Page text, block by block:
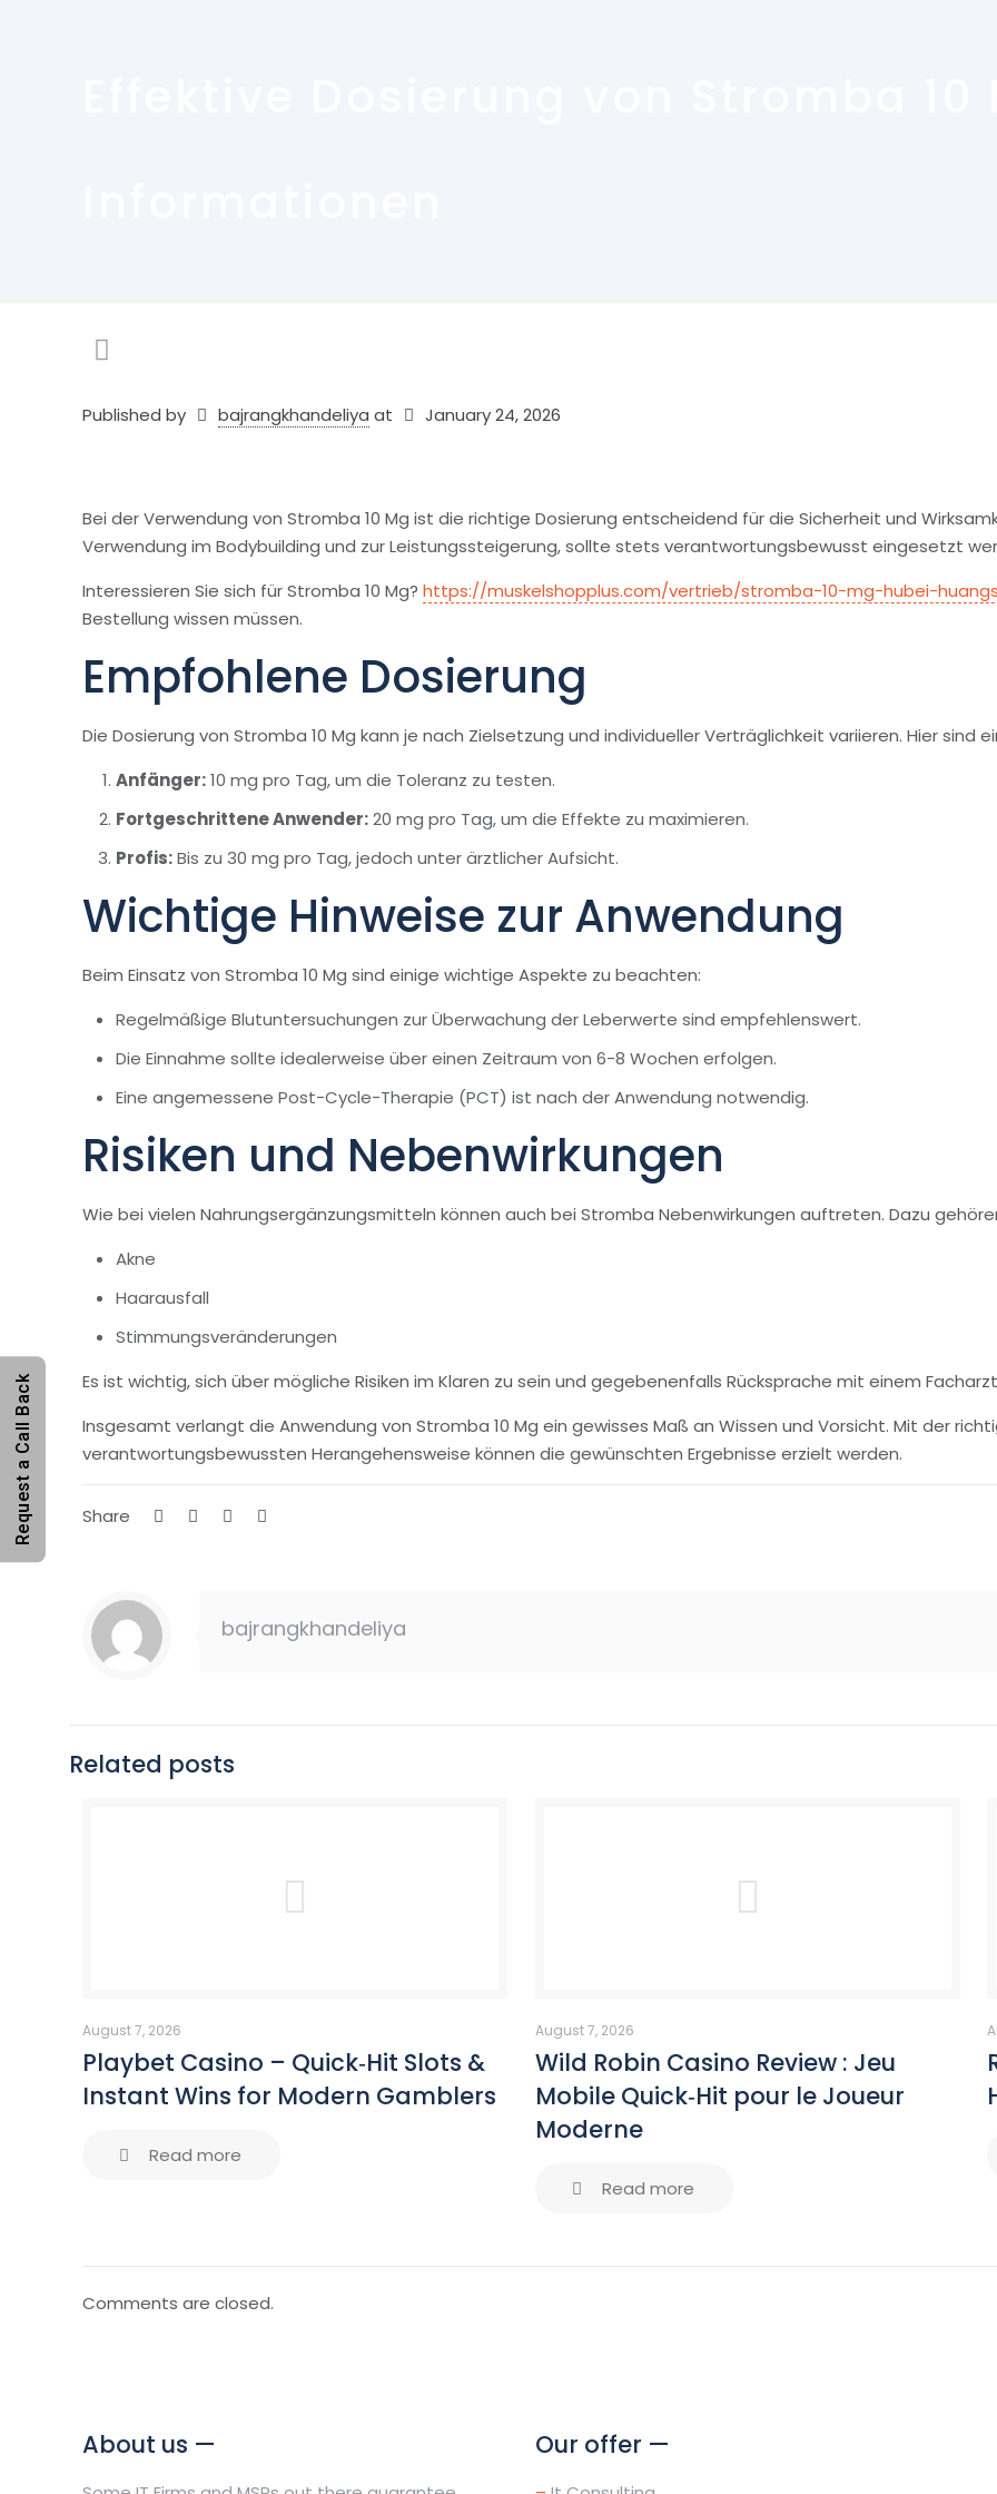
Published by bajrangkhandeliya at January 24, 2026
Bei der Verwendung von Stromba 10 Mg ist die richtige Dosierung entscheidend für die Sicherheit und
Verwendung im Bodybuilding und zur Leistungssteigerung, sollte stets verantwortungsbewusst eingesetzt
Interessieren Sie sich für Stromba 10 Mg?https://muskelshopplus.com/vertrieb/stromba-10-mg-hubei-
Bestellung wissen müssen.
Empfohlene Dosierung
Die Dosierung von Stromba 10 Mg kann je nach Zielsetzung und individueller Verträglichkeit variieren. Hier sind
Anfänger:10 mg pro Tag, um die Toleranz zu testen.
Fortgeschrittene Anwender:20 mg pro Tag, um die Effekte zu maximieren.
Profis:Bis zu 30 mg pro Tag, jedoch unter ärztlicher Aufsicht.
Wichtige Hinweise zur Anwendung
Beim Einsatz von Stromba 10 Mg sind einige wichtige Aspekte zu beachten:
Regelmäßige Blutuntersuchungen zur Überwachung der Leberwerte sind empfehlenswert.
Die Einnahme sollte idealerweise über einen Zeitraum von 6-8 Wochen erfolgen.
Eine angemessene Post-Cycle-Therapie (PCT) ist nach der Anwendung notwendig.
Risiken und Nebenwirkungen
Wie bei vielen Nahrungsergänzungsmitteln können auch bei Stromba Nebenwirkungen auftreten. Dazu
Akne
Haarausfall
Stimmungsveränderungen
Es ist wichtig, sich über mögliche Risiken im Klaren zu sein und gegebenenfalls Rücksprache mit einem
Insgesamt verlangt die Anwendung von Stromba 10 Mg ein gewisses Maß an Wissen und Vorsicht. Mit der
verantwortungsbewussten Herangehensweise können die gewünschten Ergebnisse erzielt werden.
Share
bajrangkhandeliya
Related posts
August 7, 2026
Playbet Casino – Quick‑Hit Slots &
Instant Wins for Modern Gamblers
Read more
August 7, 2026
Wild Robin Casino Review : Jeu
Mobile Quick‑Hit pour le Joueur
Moderne
Read more
Comments are closed.
About us — Our offer —
Request a Call Back